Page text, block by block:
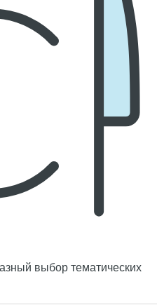
выбор тематических